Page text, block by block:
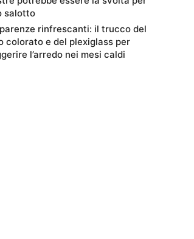
salotto
rinfrescanti: il trucco del
colorato e del plexiglass per
l’arredo nei mesi caldi